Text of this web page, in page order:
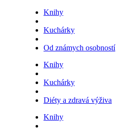
Knihy
Kuchárky
Od známych osobností
Knihy
Kuchárky
Diéty a zdravá výživa
Knihy